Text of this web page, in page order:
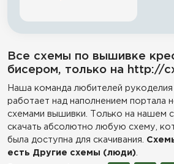
Все схемы по вышивке
бисером, только на http://
Наша команда любителей
работает над наполнением портала
схемами вышивки. Только на нашем
скачать абсолютно любую схему,
была доступна для скачивания.
есть Другие схемы (люди)